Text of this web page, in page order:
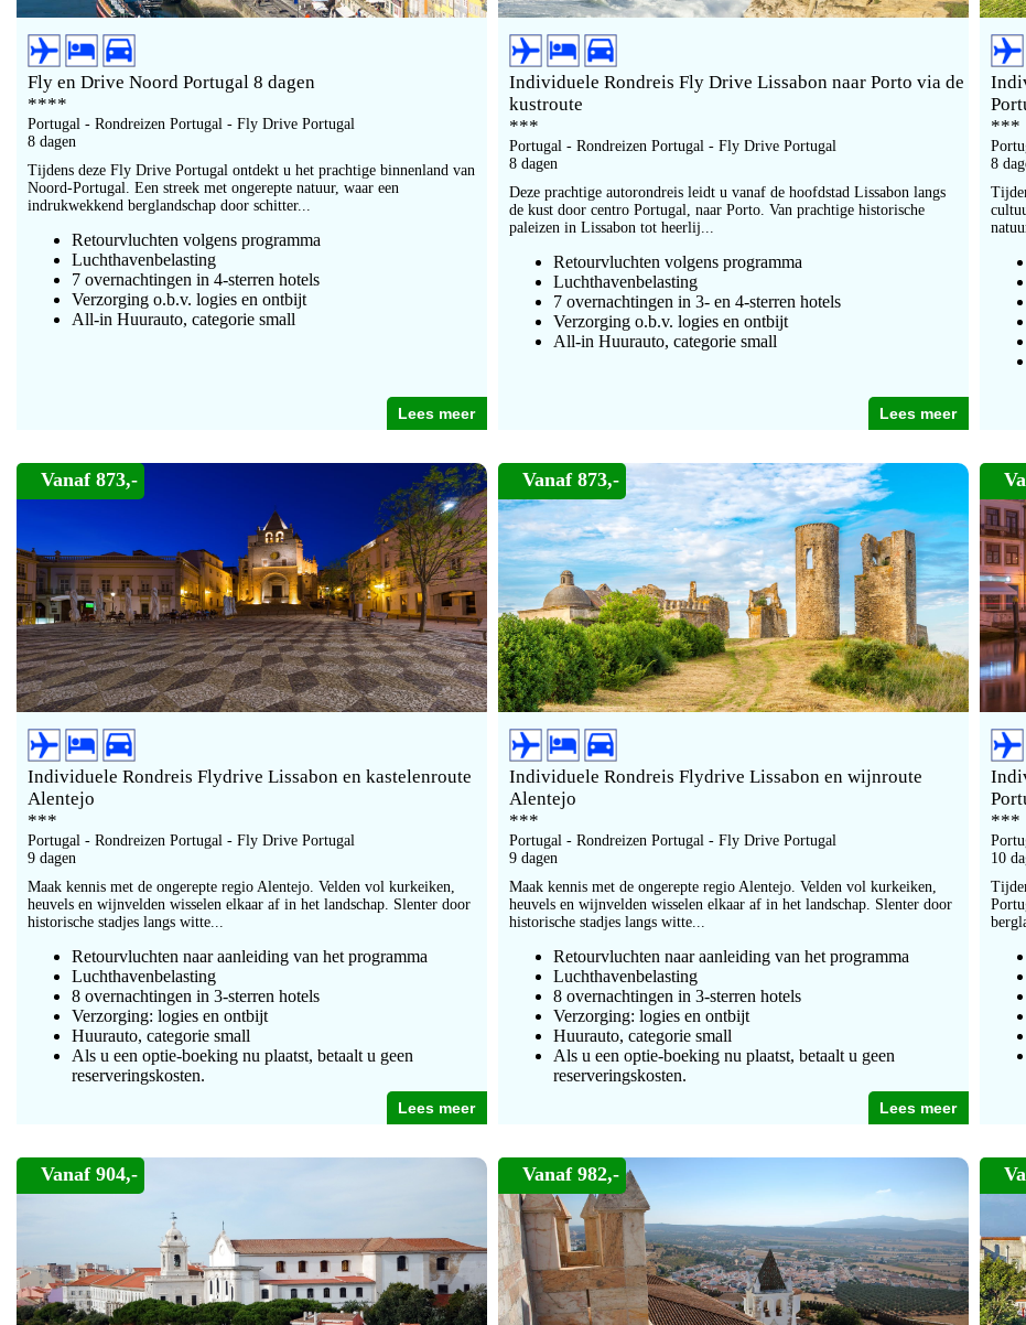
Fly en Drive Noord Portugal 8 dagen
****
Portugal - Rondreizen Portugal - Fly Drive Portugal
8 dagen
Tijdens deze Fly Drive Portugal ontdekt u het prachtige binnenland van
Noord-Portugal. Een streek met ongerepte natuur, waar een
indrukwekkend berglandschap door schitter...
Retourvluchten volgens programma
Luchthavenbelasting
7 overnachtingen in 4-sterren hotels
Verzorging o.b.v. logies en ontbijt
All-in Huurauto, categorie small
Lees meer
Individuele Rondreis Fly Drive Lissabon naar Porto via de
kustroute
***
Portugal - Rondreizen Portugal - Fly Drive Portugal
8 dagen
Deze prachtige autorondreis leidt u vanaf de hoofdstad Lissabon langs
de kust door centro Portugal, naar Porto. Van prachtige historische
paleizen in Lissabon tot heerlij...
Retourvluchten volgens programma
Luchthavenbelasting
7overnachtingen in 3- en 4-sterren hotels
Verzorging o.b.v. logies en ontbijt
All-in Huurauto, categorie small
Lees meer
***
8
Vanaf 873,-
Individuele Rondreis Flydrive Lissabon en kastelenroute
Alentejo
***
Portugal - Rondreizen Portugal - Fly Drive Portugal
9 dagen
Maak kennis met de ongerepte regio Alentejo. Velden vol kurkeiken,
heuvels en wijnvelden wisselen elkaar af in het landschap. Slenter door
historische stadjes langs witte...
Retourvluchten naar aanleiding van het programma
Luchthavenbelasting
8 overnachtingen in 3-sterren hotels
Verzorging: logies en ontbijt
Huurauto, categorie small
Als u een optie-boeking nu plaatst, betaalt u geen
reserveringskosten.
Lees meer
Vanaf 873,-
Individuele Rondreis Flydrive Lissabon en wijnroute
Alentejo
***
Portugal - Rondreizen Portugal - Fly Drive Portugal
9 dagen
Maak kennis met de ongerepte regio Alentejo. Velden vol kurkeiken,
heuvels en wijnvelden wisselen elkaar af in het landschap. Slenter door
historische stadjes langs witte...
Retourvluchten naar aanleiding van het programma
Luchthavenbelasting
8 overnachtingen in 3-sterren hotels
Verzorging: logies en ontbijt
Huurauto, categorie small
Als u een optie-boeking nu plaatst, betaalt u geen
reserveringskosten.
Lees meer
***
10
Vanaf 904,- Vanaf 982,-